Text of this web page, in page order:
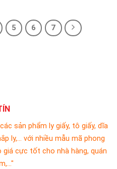
5 6 7
sản phẩm ly giấy, tô giấy, dĩa
ly,... với nhiều mẫu mã phong
giá cực tốt cho nhà hàng, quán